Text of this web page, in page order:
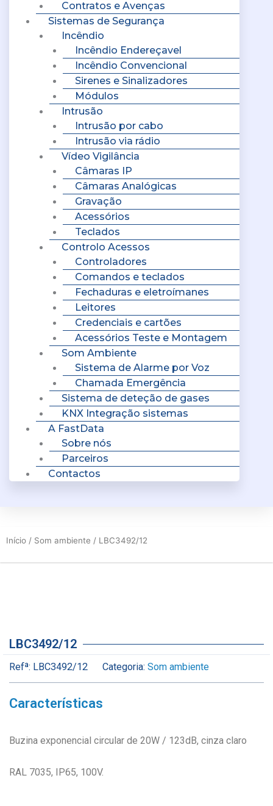
Contratos e Avenças
Sistemas de Segurança
Incêndio
Incêndio Endereçavel
Incêndio Convencional
Sirenes e Sinalizadores
Módulos
Intrusão
Intrusão por cabo
Intrusão via rádio
Vídeo Vigilância
Câmaras IP
Câmaras Analógicas
Gravação
Acessórios
Teclados
Controlo Acessos
Controladores
Comandos e teclados
Fechaduras e eletroímanes
Leitores
Credenciais e cartões
Acessórios Teste e Montagem
Som Ambiente
Sistema de Alarme por Voz
Chamada Emergência
Sistema de deteção de gases
KNX Integração sistemas
A FastData
Sobre nós
Parceiros
Contactos
Início / Som ambiente / LBC3492/12
LBC3492/12
Refª: LBC3492/12 Categoria: Som ambiente
Características
Buzina exponencial circular de 20W / 123dB, cinza claro
RAL 7035, IP65, 100V.